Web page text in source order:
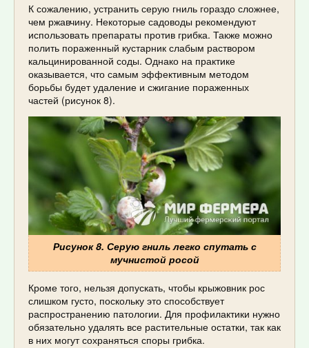
К сожалению, устранить серую гниль гораздо сложнее,
чем ржавчину. Некоторые садоводы рекомендуют
использовать препараты против грибка. Также можно
полить пораженный кустарник слабым раствором
кальцинированной соды. Однако на практике
оказывается, что самым эффективным методом
борьбы будет удаление и сжигание пораженных
частей (рисунок 8).
Рисунок 8. Серую гниль легко спутать с
мучнистой росой
Кроме того, нельзя допускать, чтобы крыжовник рос
слишком густо, поскольку это способствует
распространению патологии. Для профилактики нужно
обязательно удалять все растительные остатки, так как
в них могут сохраняться споры грибка.